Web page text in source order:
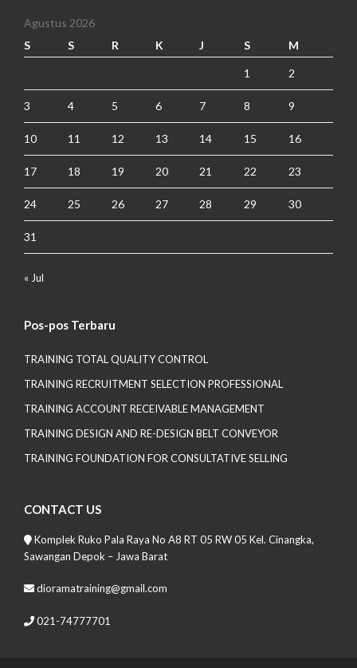
Agustus 2026
S
S R K J S M
1 2
3 4 5 6 7 8 9
10 11 12 13 14 15 16
17 18 19 20 21 22 23
24 25 26 27 28 29 30
31
« Jul
Pos-pos Terbaru
TRAINING TOTAL QUALITY CONTROL
TRAINING RECRUITMENT SELECTION PROFESSIONAL
TRAINING ACCOUNT RECEIVABLE MANAGEMENT
TRAINING DESIGN AND RE-DESIGN BELT CONVEYOR
TRAINING FOUNDATION FOR CONSULTATIVE SELLING
CONTACT US
Komplek Ruko Pala Raya No A8 RT 05 RW 05 Kel. Cinangka,
Sawangan Depok – Jawa Barat
dioramatraining@gmail.com
021-74777701